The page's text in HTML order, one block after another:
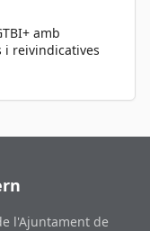
amb
i reivindicatives
l'Ajuntament de